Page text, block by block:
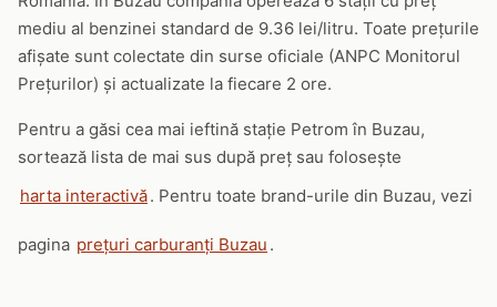
mediu al benzinei standard de 9.36 lei/litru. Toate prețurile
afișate sunt colectate din surse oficiale (ANPC Monitorul
Prețurilor) și actualizate la fiecare 2 ore.
Pentru a găsi cea mai ieftină stație Petrom în Buzau,
sortează lista de mai sus după preț sau folosește
harta interactivă. Pentru toate brand-urile din Buzau, vezi
pagina prețuri carburanți Buzau .